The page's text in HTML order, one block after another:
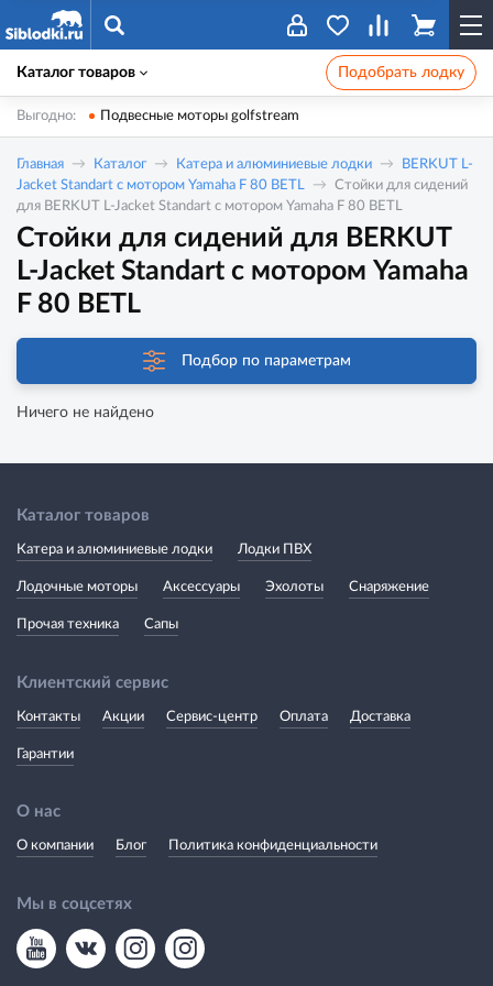
Каталог товаров Подобрать лодку
Выгодно: Подвесные моторы golfstream
Главная Каталог Катера и алюминиевые лодки
BERKUT L-
Jacket Standart с мотором Yamaha F 80 BETL
Стойки для сидений
для BERKUT L-Jacket Standart с мотором Yamaha F 80 BETL
Стойки для сидений для BERKUT
L-Jacket Standart с мотором Yamaha
F 80 BETL
Подбор по параметрам
Ничего не найдено
Каталог товаров
Катера и алюминиевые лодки Лодки ПВХ
Лодочные моторы Аксессуары Эхолоты Снаряжение
Прочая техника Сапы
Клиентский сервис
Контакты Акции Сервис-центр Оплата Доставка
Гарантии
О нас
О компании Блог Политика конфиденциальности
Мы в соцсетях